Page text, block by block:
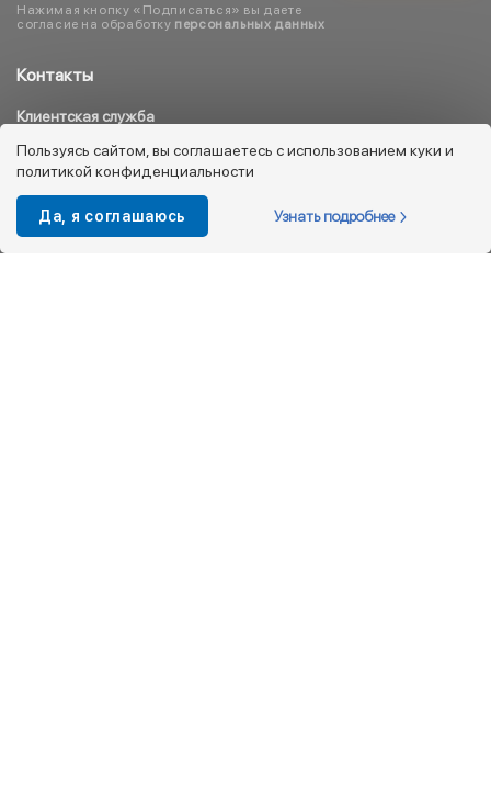
Контакты
Клиентская служба
8 800 333 08 45
info@kotofey.ru
Магазины в Москва (50)
Нажимая кнопку «Подписаться» вы даете
согласие на обработку персональных данных
Пользуясь сайтом, вы соглашаетесь с использованием куки и
политикой конфиденциальности
Да, я соглашаюсь Узнать подробнее